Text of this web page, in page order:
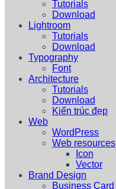
Tutorials
Download
Lightroom
Tutorials
Download
Typography
Font
Architecture
Tutorials
Download
Kiến trúc đẹp
Web
WordPress
Web resources
Icon
Vector
Brand Design
Business Card